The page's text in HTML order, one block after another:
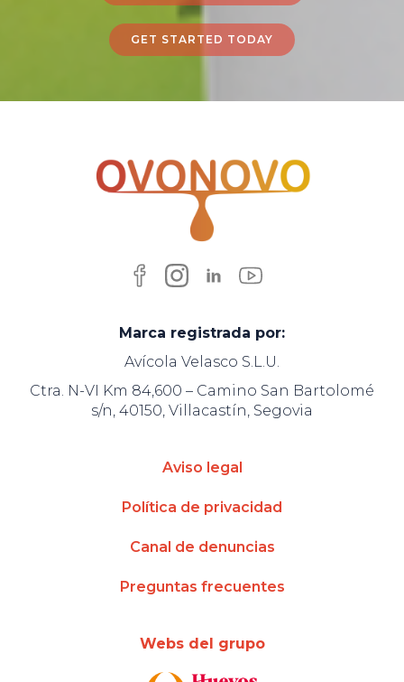
GET STARTED TODAY
Marca registrada por:
Avícola Velasco S.L.U.
Ctra. N-VI Km 84,600 – Camino San Bartolomé
s/n, 40150, Villacastín, Segovia
Aviso legal
Política de privacidad
Canal de denuncias
Preguntas frecuentes
Webs del grupo